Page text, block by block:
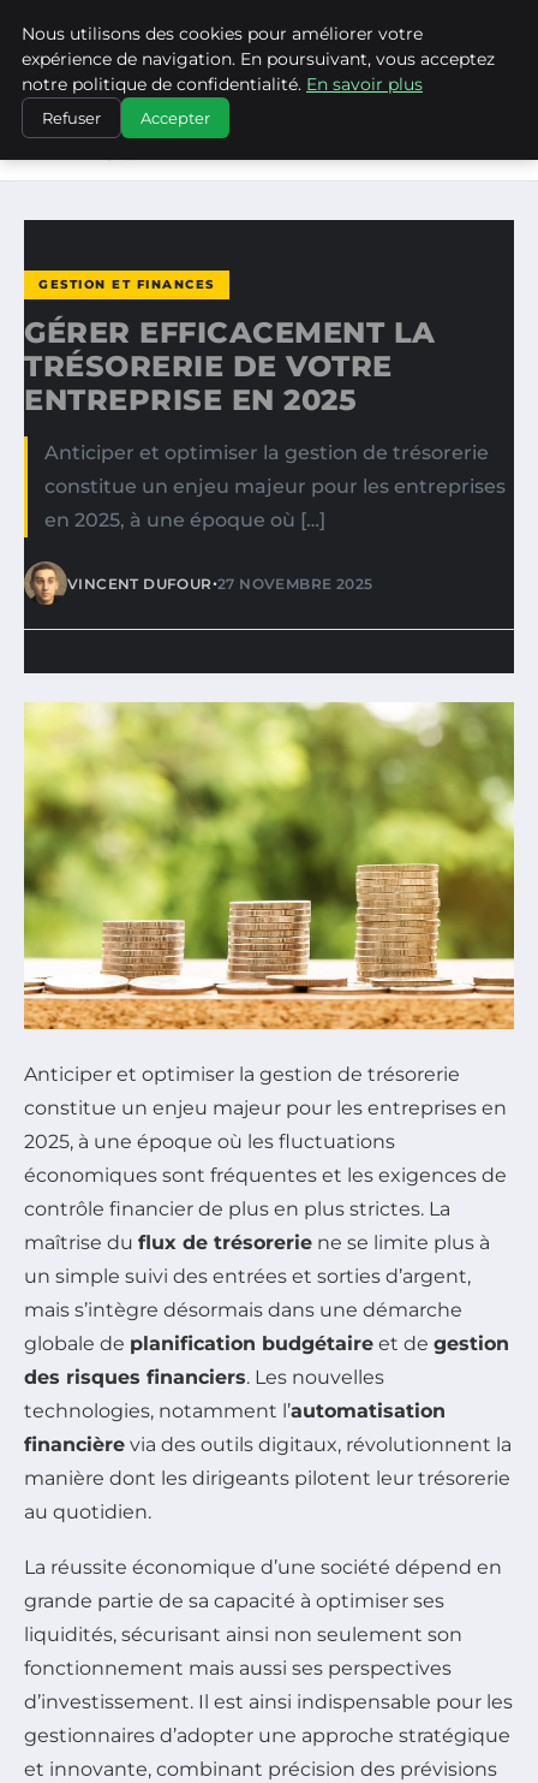
MEDIA EDGE
ACCUEIL
GESTION ET FINANCES
GÉRER EFFICACEMENT LA TRÉSORERIE DE VOTRE
GESTION ET FINANCES
GÉRER EFFICACEMENT LA
TRÉSORERIE DE VOTRE
ENTREPRISE EN 2025
Anticiper et optimiser la gestion de trésorerie
constitue un enjeu majeur pour les entreprises
en 2025, à une époque où […]
VINCENT DUFOUR•27 NOVEMBRE 2025
Anticiper et optimiser la gestion de trésorerie
constitue un enjeu majeur pour les entreprises en
2025, à une époque où les fluctuations
économiques sont fréquentes et les exigences de
contrôle financier de plus en plus strictes. La
maîtrise du flux de trésorerie ne se limite plus à
un simple suivi des entrées et sorties d’argent,
mais s’intègre désormais dans une démarche
globale de planification budgétaire et de gestion
des risques financiers. Les nouvelles
technologies, notamment l’automatisation
financière via des outils digitaux, révolutionnent la
manière dont les dirigeants pilotent leur trésorerie
au quotidien.
La réussite économique d’une société dépend en
grande partie de sa capacité à optimiser ses
liquidités, sécurisant ainsi non seulement son
fonctionnement mais aussi ses perspectives
d’investissement. Il est ainsi indispensable pour les
gestionnaires d’adopter une approche stratégique
et innovante, combinant précision des prévisions
Nous utilisons des cookies pour améliorer votre
expérience de navigation. En poursuivant, vous acceptez
notre politique de confidentialité. En savoir plus
Refuser Accepter